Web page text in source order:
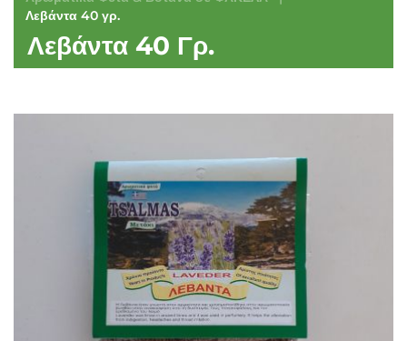
Λεβάντα 40 γρ.
Λεβάντα 40 Γρ.